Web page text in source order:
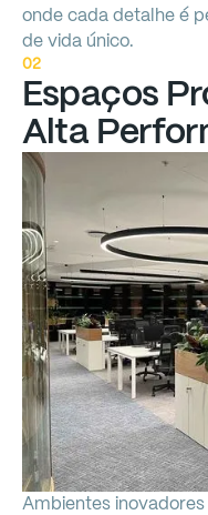
onde cada detalhe é
de vida único.
02
Espaços
Alta
Ambientes inovadores